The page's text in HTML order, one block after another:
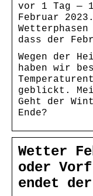
vor 1 Tag —
Februar
dass der
Wegen der
haben wir
geblickt.
Geht der
Ende?
Wetter
oder
endet